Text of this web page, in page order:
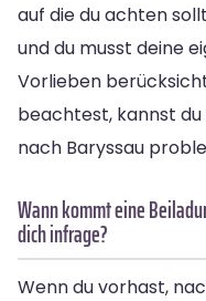
auf die du achten
und du musst deine
Vorlieben
beachtest, kannst du
nach Baryssau
Wann kommt eine
dich infrage?
Wenn du vorhast,